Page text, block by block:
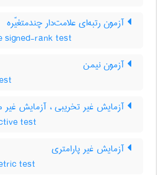
آزمون رتبه‌ای علامت‌دار چندمتغیّره
signed-rank test
آزمون نیمن
آزمایش غیر تخریبی ، آزمایش
test
آزمایش غیر پارامتری
test